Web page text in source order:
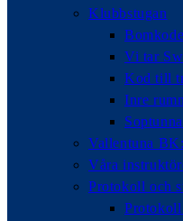
Klubbstugan
Vi tar
Kod till
Inre
Vallentuna
Våra
Protokoll och